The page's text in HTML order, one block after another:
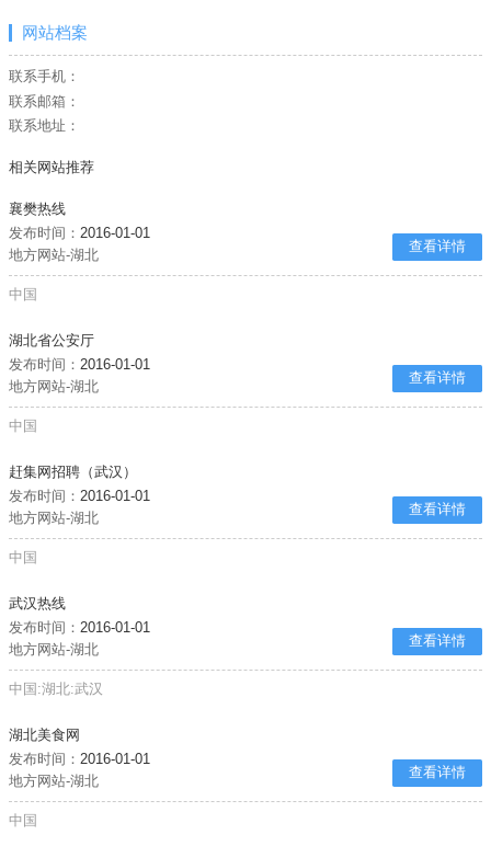
网站档案
联系手机：
联系邮箱：
联系地址：
相关网站推荐
襄樊热线
发布时间：2016-01-01
地方网站-湖北
查看详情
中国
湖北省公安厅
发布时间：2016-01-01
地方网站-湖北
查看详情
中国
赶集网招聘（武汉）
发布时间：2016-01-01
地方网站-湖北
查看详情
中国
武汉热线
发布时间：2016-01-01
地方网站-湖北
查看详情
中国:湖北:武汉
湖北美食网
发布时间：2016-01-01
地方网站-湖北
查看详情
中国